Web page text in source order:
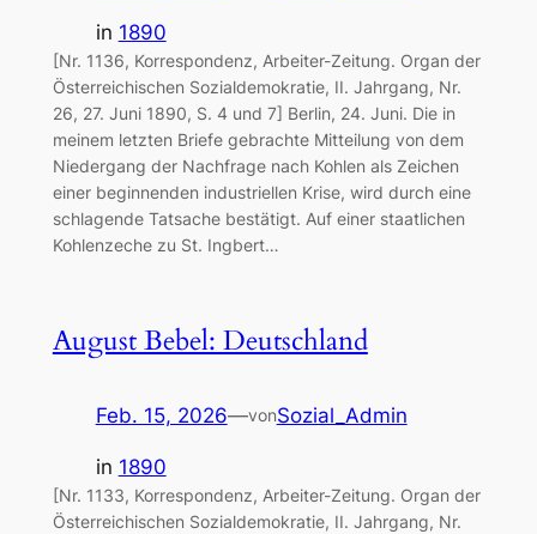
in 1890
[Nr. 1136, Korrespondenz, Arbeiter-Zeitung. Organ der
Österreichischen Sozialdemokratie, II. Jahrgang, Nr.
26, 27. Juni 1890, S. 4 und 7] Berlin, 24. Juni. Die in
meinem letzten Briefe gebrachte Mitteilung von dem
Niedergang der Nachfrage nach Kohlen als Zeichen
einer beginnenden industriellen Krise, wird durch eine
schlagende Tatsache bestätigt. Auf einer staatlichen
Kohlenzeche zu St. Ingbert…
August Bebel: Deutschland
Feb. 15, 2026—vonSozial_Admin
in 1890
[Nr. 1133, Korrespondenz, Arbeiter-Zeitung. Organ der
Österreichischen Sozialdemokratie, II. Jahrgang, Nr.